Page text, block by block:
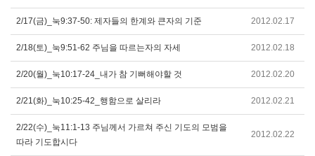
2/17(금)_눅9:37-50: 제자들의 한계와 큰자의 기준 2012.02.17
2/18(토)_눅9:51-62 주님을 따르는자의 자세 2012.02.18
2/20(월)_눅10:17-24_내가 참 기뻐해야할 것 2012.02.20
2/21(화)_눅10:25-42_행함으로 살리라 2012.02.21
2/22(수)_눅11:1-13 주님께서 가르쳐 주신 기도의 모범을
따라 기도합시다
2012.02.22